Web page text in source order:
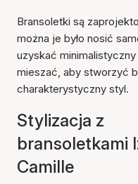
Bransoletki są
można je było nosić
uzyskać
mieszać, aby stworzyć
charakterystyczny styl.
Stylizacja z
bransoletkami
Camille